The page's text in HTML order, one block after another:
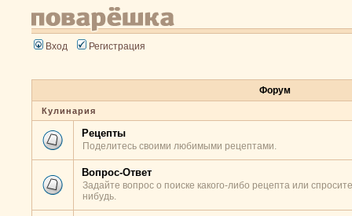
Вход Регистрация
Форум
Кулинария
Рецепты
Поделитесь своими любимыми рецептами.
Вопрос-Ответ
Задайте вопрос о поиске какого-либо рецепта или
нибудь.